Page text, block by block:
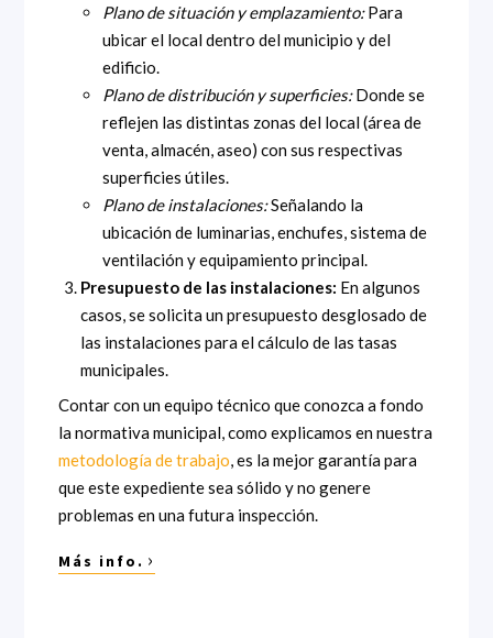
Plano de situación y emplazamiento:Para
ubicar el local dentro del municipio y del
edificio.
Plano de distribución y superficies:Donde se
reflejen las distintas zonas del local (área de
venta, almacén, aseo) con sus respectivas
superficies útiles.
Plano de instalaciones:Señalando la
ubicación de luminarias, enchufes, sistema de
ventilación y equipamiento principal.
Presupuesto de las instalaciones: En algunos
casos, se solicita un presupuesto desglosado de
las instalaciones para el cálculo de las tasas
municipales.
Contar con un equipo técnico que conozca a fondo
la normativa municipal, como explicamos en nuestra
metodología de trabajo, es la mejor garantía para
que este expediente sea sólido y no genere
problemas en una futura inspección.
Más info. ›